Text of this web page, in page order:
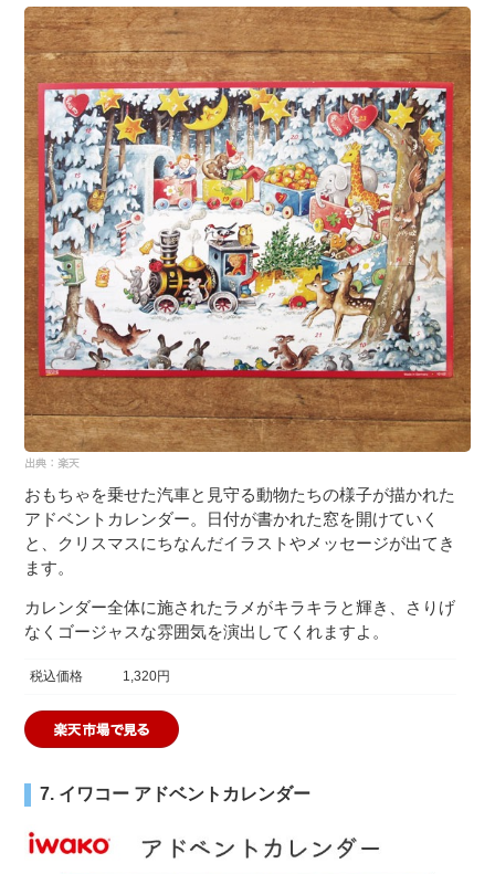
おもちゃを乗せた汽車と見守る動物たちの様子が描かれた
アドベントカレンダー。日付が書かれた窓を開けていく
と、クリスマスにちなんだイラストやメッセージが出てき
ます。
カレンダー全体に施されたラメがキラキラと輝き、さりげ
なくゴージャスな雰囲気を演出してくれますよ。
税込価格 1,320円
7. イワコー アドベントカレンダー